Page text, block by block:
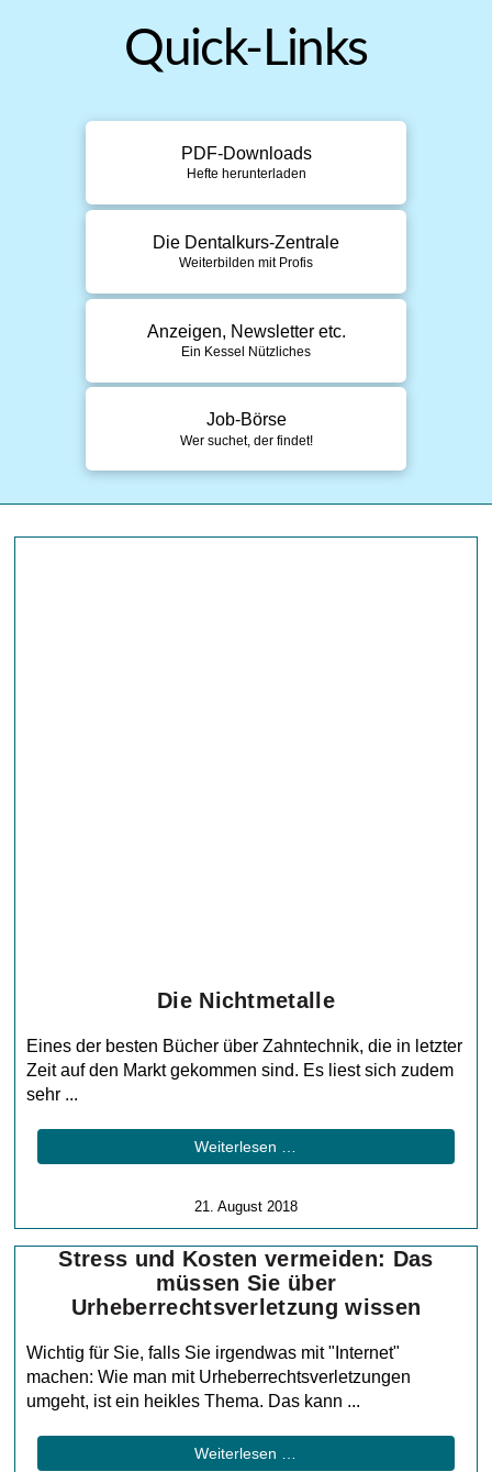
Quick-Links
PDF-Downloads
Hefte herunterladen
Die Dentalkurs-Zentrale
Weiterbilden mit Profis
Anzeigen, Newsletter etc.
Ein Kessel Nützliches
Job-Börse
Wer suchet, der findet!
Die Nichtmetalle
Eines der besten Bücher über Zahntechnik, die in letzter
Zeit auf den Markt gekommen sind. Es liest sich zudem
sehr ...
Weiterlesen …
21. August 2018
Stress und Kosten vermeiden: Das
müssen Sie über
Urheberrechtsverletzung wissen
Wichtig für Sie, falls Sie irgendwas mit "Internet"
machen: Wie man mit Urheberrechtsverletzungen
umgeht, ist ein heikles Thema. Das kann ...
Weiterlesen …